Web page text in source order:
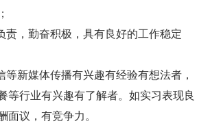
责，勤奋积极，具有良好的工作稳定
等新媒体传播有兴趣有经验有想法者，
等行业有兴趣有了解者。如实习表现良
面议，有竞争力。